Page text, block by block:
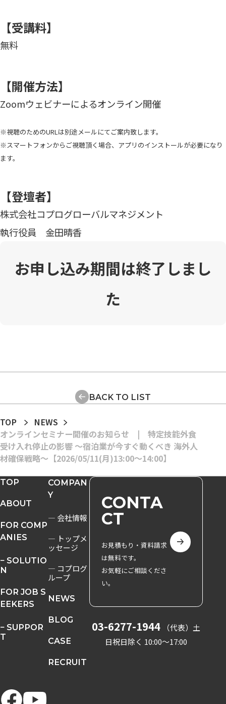
【受講料】
無料
【開催方法】
Zoomウェビナーによるオンライン開催
※視聴のためのURLは別途メールにてご案内致します。
※スマートフォンからご視聴頂く場合、アプリのインストールが必要になり
ます。
【登壇者】
株式会社コプログローバルマネジメント
執行役員 金田晴香
お申し込み期間は終了しまし
た
BACK TO LIST
TOP
NEWS
オンラインセミナー開催のお知らせ | 特定技能外食
受け入れ停止の影響 ～宿泊業が今すぐ動くべき 海外人
材確保戦略～【2026/05/11(月)13:00～14:00】
TOP
ABOUT
FOR COMP
ANIES
− SOLUTIO
N
FOR JOB S
EEKERS
− SUPPOR
T
COMPAN
Y
― 会社情報
― トップメ
ッセージ
― コプログ
ループ
NEWS
BLOG
CASE
RECRUIT
CONTA
CT
お見積もり・資料請求
は無料です。
お気軽にご相談くださ
い。
03-6277-1944 （代表） 土
日祝日除く 10:00〜17:00